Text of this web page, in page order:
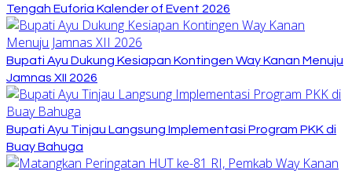
Tengah Euforia Kalender of Event 2026
Bupati Ayu Dukung Kesiapan Kontingen Way Kanan Menuju
Jamnas XII 2026
Bupati Ayu Tinjau Langsung Implementasi Program PKK di
Buay Bahuga